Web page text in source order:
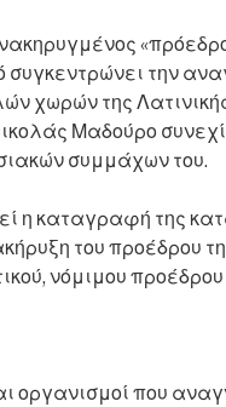
συγκεντρώνει την
χωρών της
Μαδούρο
συμμάχων του.
η καταγραφή της
του προέδρου
νόμιμου
οργανισμοί που